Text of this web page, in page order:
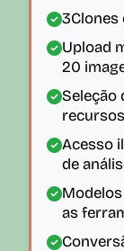
3Clones
Upload
20
Seleção
recursos
Acesso
de
as